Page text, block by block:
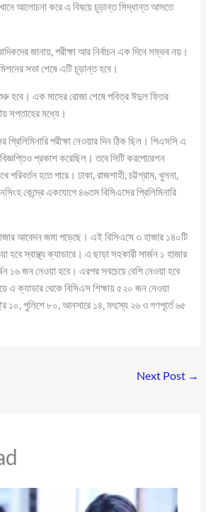
আলোচনা করে এ বিষয়ে চূড়ান্ত সিদ্ধান্ত আসতে
জানায়, পরীক্ষা আর নির্বাচন এক দিনে সম্ভব নয়।
সভা শেষে এটি চূড়ান্ত হবে।
শুরু হবে। এক মাসের রোজা শেষে পবিত্র ঈদুল ফিতর
সপ্তাহের মধ্যে।
প্রিলিমিনারি পরীক্ষা নেওয়ার দিন ঠিক ছিল। পিএসসি এ
বিজ্ঞপ্তিও প্রকাশ করেছিল। তবে সিটি করপোরেশন
পরিবর্তন হতে পারে। ঢাকা, রাজশাহী, চট্টগ্রাম, খুলনা,
কেন্দ্রে একযোগে ৪৬তম বিসিএসের প্রিলিমিনারি
আবেদন জমা পড়েছে। এই বিসিএসে ৩ হাজার ১৪০টি
হবে স্বাস্থ্য ক্যাডারে। এ ছাড়া সহকারী সার্জন ১ হাজার
১৬ জন নেওয়া হবে। এরপর সবচেয়ে বেশি নেওয়া হবে
এ ক্যাডার থেকে বিসিএস শিক্ষায় ৫২০ জন নেওয়া
১০, পুলিশে ৮০, আনসারে ১৪, মৎস্যে ২৬ ও গণপূর্তে ৬৫
Next Post →